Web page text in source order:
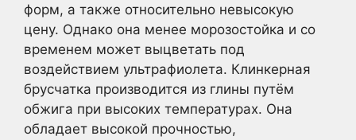
форм, а также относительно невысокую
цену. Однако она менее морозостойка и со
временем может выцветать под
воздействием ультрафиолета. Клинкерная
брусчатка производится из глины путём
обжига при высоких температурах. Она
обладает высокой прочностью,